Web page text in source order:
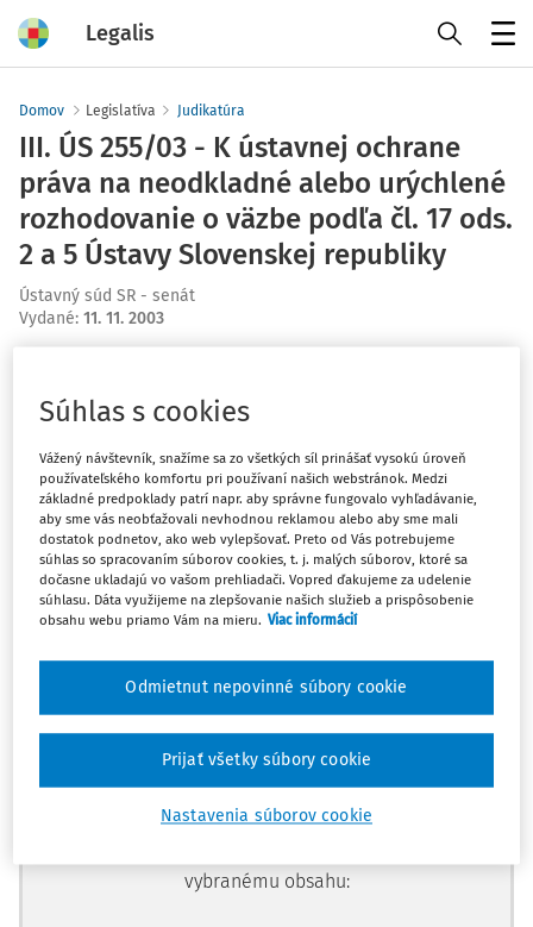
Legalis
Domov Legislatíva Judikatúra
III. ÚS 255/03 - K ústavnej ochrane
práva na neodkladné alebo urýchlené
rozhodovanie o väzbe podľa čl. 17 ods.
2 a 5 Ústavy Slovenskej republiky
Ústavný súd SR - senát
Vydané: 11. 11. 2003
Ups, zatiaľ ste si prečítali len
začiatok...
Celý odborný obsah z tejto oblasti je
dostupný predplatiteľom portálu.
Odomknite si prístup k odbornému
obsahu a získajte prístup na 10 dní
zdarma, stačí sa len zaregistrovať.
vybranému obsahu:
Súhlas s cookies
Vážený návštevník, snažíme sa zo všetkých síl prinášať vysokú úroveň
používateľského komfortu pri používaní našich webstránok. Medzi
základné predpoklady patrí napr. aby správne fungovalo vyhľadávanie,
aby sme vás neobťažovali nevhodnou reklamou alebo aby sme mali
dostatok podnetov, ako web vylepšovať. Preto od Vás potrebujeme
súhlas so spracovaním súborov cookies, t. j. malých súborov, ktoré sa
dočasne ukladajú vo vašom prehliadači. Vopred ďakujeme za udelenie
súhlasu. Dáta využijeme na zlepšovanie našich služieb a prispôsobenie
obsahu webu priamo Vám na mieru. Viac informácií
Nastavenia súborov cookie
Odmietnut nepovinné súbory cookie
Prijať všetky súbory cookie